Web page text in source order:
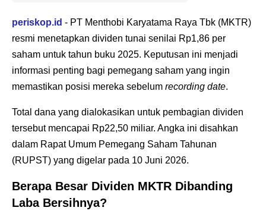
periskop.id - PT Menthobi Karyatama Raya Tbk (MKTR)
resmi menetapkan dividen tunai senilai Rp1,86 per
saham untuk tahun buku 2025. Keputusan ini menjadi
informasi penting bagi pemegang saham yang ingin
memastikan posisi mereka sebelum recording date.
Total dana yang dialokasikan untuk pembagian dividen
tersebut mencapai Rp22,50 miliar. Angka ini disahkan
dalam Rapat Umum Pemegang Saham Tahunan
(RUPST) yang digelar pada 10 Juni 2026.
Berapa Besar Dividen MKTR Dibanding
Laba Bersihnya?